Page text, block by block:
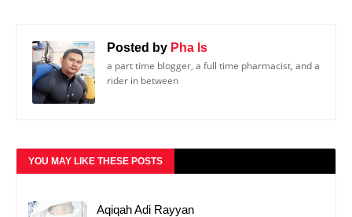
Posted by Pha Is
a part time blogger, a full time pharmacist, and a
rider in between
YOU MAY LIKE THESE POSTS
Aqiqah Adi Rayyan